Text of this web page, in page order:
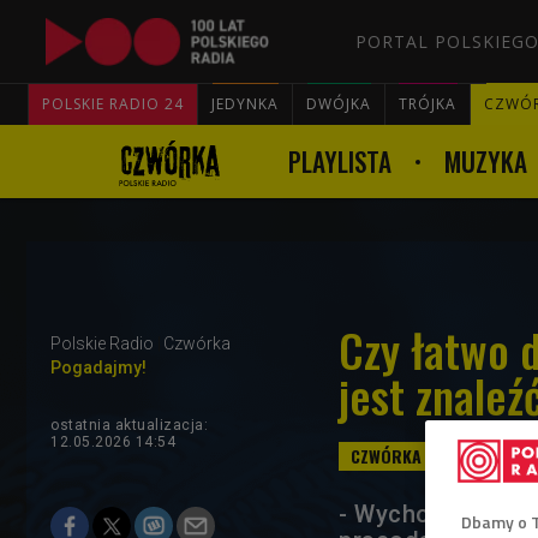
PORTAL
POLSKIE RADIO 24 JEDYNKA DWÓJKA TRÓJKA
PLAYLISTA MUZYKA
Polskie Radio
Czwórka
Pogadajmy!
Czy łatwo
jest
ostatnia aktualizacja:
12.05.2026 14:54
- Wychodzimy z
Dbamy o